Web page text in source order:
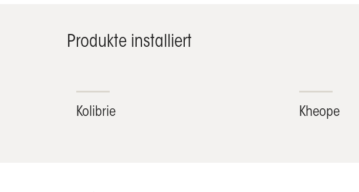
Produkte installiert
Kolibrie Kheope